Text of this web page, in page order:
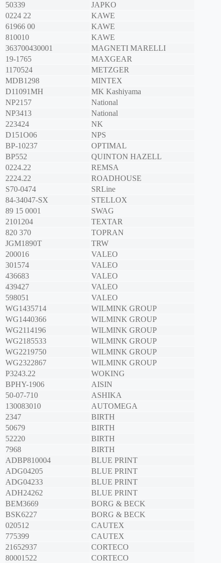
50339
JAPKO
0224 22
KAWE
61966 00
KAWE
810010
KAWE
363700430001
MAGNETI MARELLI
19-1765
MAXGEAR
1170524
METZGER
MDB1298
MINTEX
D11091MH
MK Kashiyama
NP2157
National
NP3413
National
223424
NK
D151O06
NPS
BP-10237
OPTIMAL
BP552
QUINTON HAZELL
0224.22
REMSA
2224.22
ROADHOUSE
S70-0474
SRLine
84-34047-SX
STELLOX
89 15 0001
SWAG
2101204
TEXTAR
820 370
TOPRAN
JGM1890T
TRW
200016
VALEO
301574
VALEO
436683
VALEO
439427
VALEO
598051
VALEO
WG1435714
WILMINK GROUP
WG1440366
WILMINK GROUP
WG2114196
WILMINK GROUP
WG2185533
WILMINK GROUP
WG2219750
WILMINK GROUP
WG2322867
WILMINK GROUP
P3243.22
WOKING
BPHY-1906
AISIN
50-07-710
ASHIKA
130083010
AUTOMEGA
2347
BIRTH
50679
BIRTH
52220
BIRTH
7968
BIRTH
ADBP810004
BLUE PRINT
ADG04205
BLUE PRINT
ADG04233
BLUE PRINT
ADH24262
BLUE PRINT
BEM3669
BORG & BECK
BSK6227
BORG & BECK
020512
CAUTEX
775399
CAUTEX
21652937
CORTECO
80001522
CORTECO